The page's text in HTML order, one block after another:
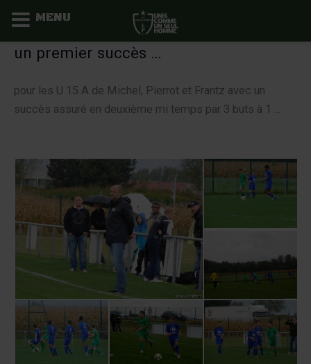
Aller
contenu
un premier succès …
pour les U 15 A de Michel, Pierrot et Frantz avec un
succès assuré en deuxième mi temps par 3 buts à 1 ...
MENU